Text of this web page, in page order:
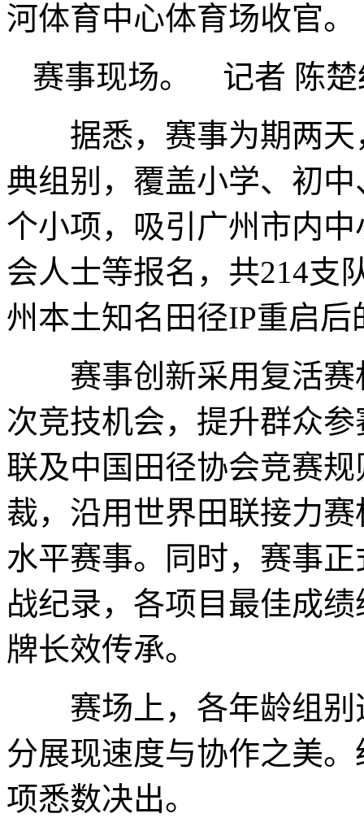
河体育中心体育场收官。
赛事现场。 记者 陈楚
据悉，赛事为期两天
典组别，覆盖小学、初
个小项，吸引广州市内
会人士等报名，共214支
州本土知名田径IP重启后
赛事创新采用复活赛
次竞技机会，提升群众
联及中国田径协会竞赛
裁，沿用世界田联接力
水平赛事。同时，赛事
战纪录，各项目最佳成
牌长效传承。
赛场上，各年龄组别
分展现速度与协作之美
项悉数决出。